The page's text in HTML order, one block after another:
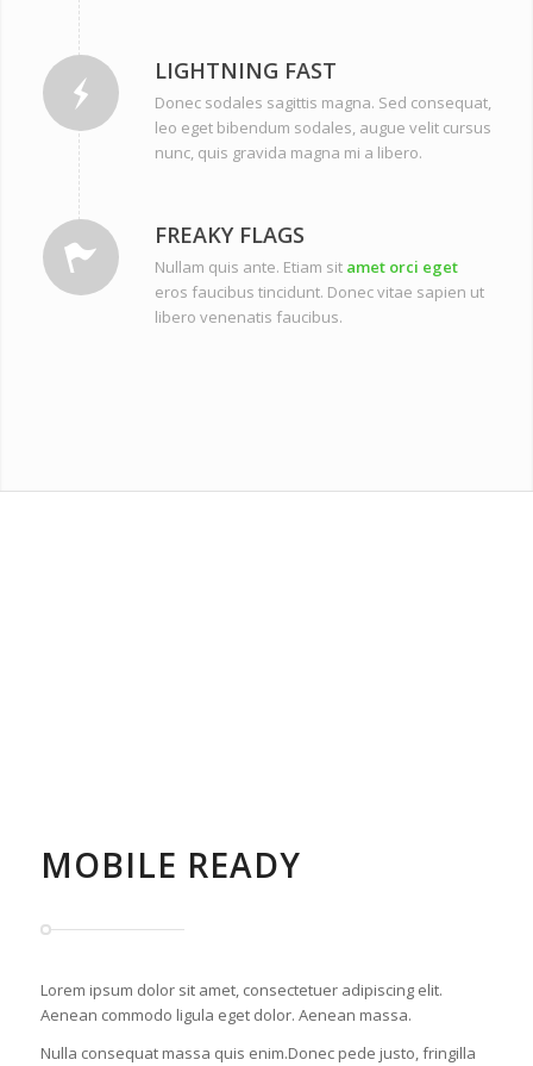
LIGHTNING FAST
Donec sodales sagittis magna. Sed consequat,
leo eget bibendum sodales, augue velit cursus
nunc, quis gravida magna mi a libero.
FREAKY FLAGS
Nullam quis ante. Etiam sit amet orci eget
eros faucibus tincidunt. Donec vitae sapien ut
libero venenatis faucibus.
MOBILE READY
Lorem ipsum dolor sit amet, consectetuer adipiscing elit.
Aenean commodo ligula eget dolor. Aenean massa.
Nulla consequat massa quis enim.Donec pede justo, fringilla